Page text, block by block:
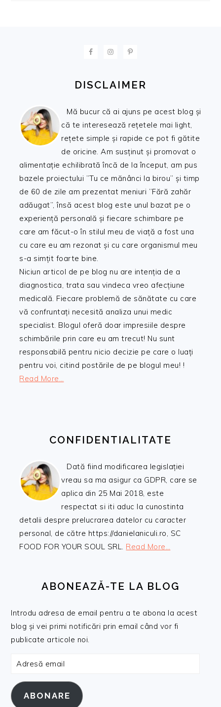
DISCLAIMER
Mă bucur că ai ajuns pe acest blog și
că te interesează rețetele mai light,
rețete simple și rapide ce pot fi gătite
de oricine. Am susținut și promovat o
alimentație echilibrată încă de la început, am pus
bazele proiectului ”Tu ce mănânci la birou” și timp
de 60 de zile am prezentat meniuri ”Fără zahăr
adăugat”, însă acest blog este unul bazat pe o
experiență personală și fiecare schimbare pe
care am făcut-o în stilul meu de viață a fost una
cu care eu am rezonat și cu care organismul meu
s-a simțit foarte bine.
Niciun articol de pe blog nu are intenția de a
diagnostica, trata sau vindeca vreo afecțiune
medicală. Fiecare problemă de sănătate cu care
vă confruntați necesită analiza unui medic
specialist. Blogul oferă doar impresiile despre
schimbările prin care eu am trecut! Nu sunt
responsabilă pentru nicio decizie pe care o luați
pentru voi, citind postările de pe blogul meu! !
Read More…
CONFIDENTIALITATE
Dată fiind modificarea legislației
vreau sa ma asigur ca GDPR, care se
aplica din 25 Mai 2018, este
respectat si iti aduc la cunostinta
detalii despre prelucrarea datelor cu caracter
personal, de către https://danielaniculi.ro, SC
FOOD FOR YOUR SOUL SRL. Read More…
ABONEAZĂ-TE LA BLOG
Introdu adresa de email pentru a te abona la acest
blog și vei primi notificări prin email când vor fi
publicate articole noi.
Adresă
ABONARE